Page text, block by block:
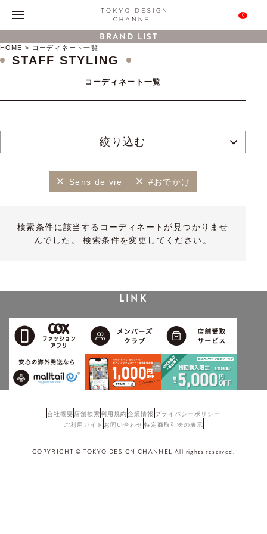
0
BRAND LIST
HOME コーディネート一覧
STAFF STYLING
コーディネート一覧
絞り込む
Sens de vie #おでかけ
検索条件に該当するコーディネートが見つかりませ
んでした。 検索条件を変更してください。
LINK
会社概要 店舗検索利用規約企業情報 プライバシーポリシー
ご利用ガイド お問い合わせ 特定商取引法の表示
COPYRIGHT © TOKYO DESIGN CHANNEL All rights reserved.